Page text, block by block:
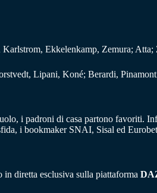
Ekkelenkamp, Zemura; Atta;
Lipani, Koné; Berardi,
i padroni di casa partono favoriti.
i bookmaker SNAI, Sisal ed
in diretta esclusiva sulla piattaforma